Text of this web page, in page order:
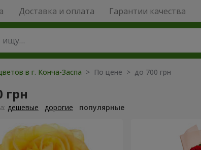
Доставка и оплата Гарантии качества
в г. Конча-Заспа > По цене > до 700 грн
грн
дешевые дорогие популярные